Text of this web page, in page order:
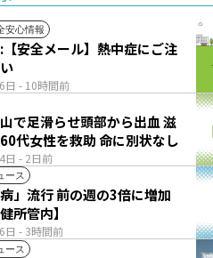
安心情報
日 - 10時間前
安全メール】熱中症にご注
日 - 2日前
で足滑らせ頭部から出血 滋
代女性を救助 命に別状なし
ース
日 - 3時間前
の週の3倍に増加
所管内】
ース